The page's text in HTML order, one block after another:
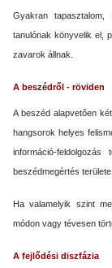
Gyakran
tanulónak könyvelik el,
zavarok állnak.
A beszédről - röviden
A beszéd alapvetően
hangsorok helyes
információ-
beszédmegértés területe.
Ha valamelyik szint
módon vagy tévesen
A fejlődési diszfázia